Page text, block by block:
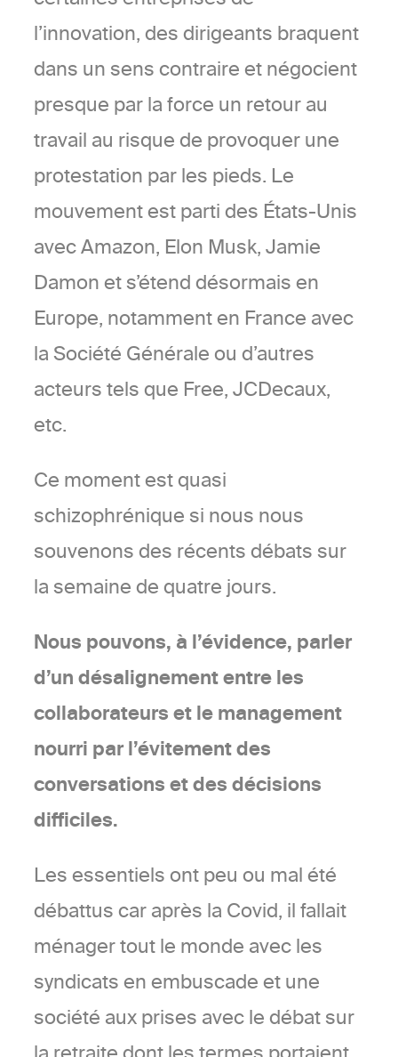
l’innovation, des dirigeants braquent
dans un sens contraire et négocient
presque par la force un retour au
travail au risque de provoquer une
protestation par les pieds. Le
mouvement est parti des États-Unis
avec Amazon, Elon Musk, Jamie
Damon et s’étend désormais en
Europe, notamment en France avec
la Société Générale ou d’autres
acteurs tels que Free, JCDecaux,
etc.
Ce moment est quasi
schizophrénique si nous nous
souvenons des récents débats sur
la semaine de quatre jours.
Nous pouvons, à l’évidence, parler
d’un désalignement entre les
collaborateurs et le management
nourri par l’évitement des
conversations et des décisions
difficiles.
Les essentiels ont peu ou mal été
débattus car après la Covid, il fallait
ménager tout le monde avec les
syndicats en embuscade et une
société aux prises avec le débat sur